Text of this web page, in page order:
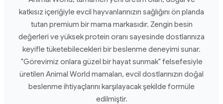
katkısız içeriğiyle evcil hayvanlarınızın sağlığını ön planda
tutan premium bir mama markasıdır. Zengin besin
değerleri ve yüksek protein oranı sayesinde dostlarınıza
keyifle tüketebilecekleri bir beslenme deneyimi sunar.
"Görevimiz onlara güzel bir hayat sunmak" felsefesiyle
üretilen Animal World mamaları, evcil dostlarınızın doğal
beslenme ihtiyaçlarını karşılayacak şekilde formüle
edilmiştir.